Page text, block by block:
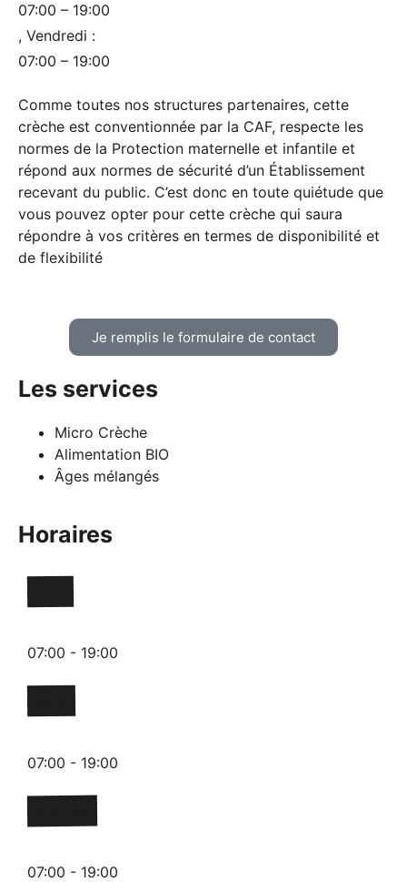
07:00 – 19:00
, Vendredi :
07:00 – 19:00
Comme toutes nos structures partenaires, cette
crèche est conventionnée par la CAF, respecte les
normes de la Protection maternelle et infantile et
répond aux normes de sécurité d’un Établissement
recevant du public. C’est donc en toute quiétude que
vous pouvez opter pour cette crèche qui saura
répondre à vos critères en termes de disponibilité et
de flexibilité
Je remplis le formulaire de contact
Les services
Micro Crèche
Alimentation BIO
Âges mélangés
Horaires
07:00 - 19:00
07:00 - 19:00
07:00 - 19:00